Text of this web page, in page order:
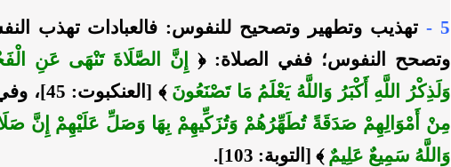
5 -
تهذيب وتطهير وتصحيح للنفوس: فالعبادات تهذب
وتصحح النفوس؛ ففي الصلاة: ﴿
إِنَّ الصَّلَاةَ تَنْهَى عَنِ
وَلَذِكْرُ اللَّهِ أَكْبَرُ وَاللَّهُ يَعْلَمُ مَا تَصْنَعُونَ﴾ [العنكبوت: 45]، وفي الزكاة: ﴿
مِنْ أَمْوَالِهِمْ صَدَقَةً تُطَهِّرُهُمْ وَتُزَكِّيهِمْ بِهَا وَصَلِّ عَلَيْهِمْ إِنَّ
وَاللَّهُ سَمِيعٌ عَلِيمٌ﴾ [التوبة: 103].